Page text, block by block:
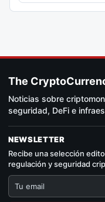
The
Noticias sobre
seguridad, DeFi e
NEWSLETTER
Recibe una selección
regulación y seguridad